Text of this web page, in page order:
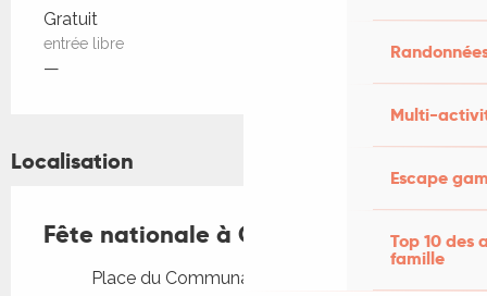
Multi-
Escape
Top 10 des
famille
Tarifs 2026
Gratuit
entrée libre
—
Localisation
Fête nationale à Cabrerets
Place du Communal, 46330 Cabrerets